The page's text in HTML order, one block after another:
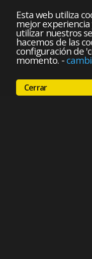
Esta web utiliza
mejor experiencia
utilizar nuestros
hacemos de las
configuración de
momento. -
Cerrar